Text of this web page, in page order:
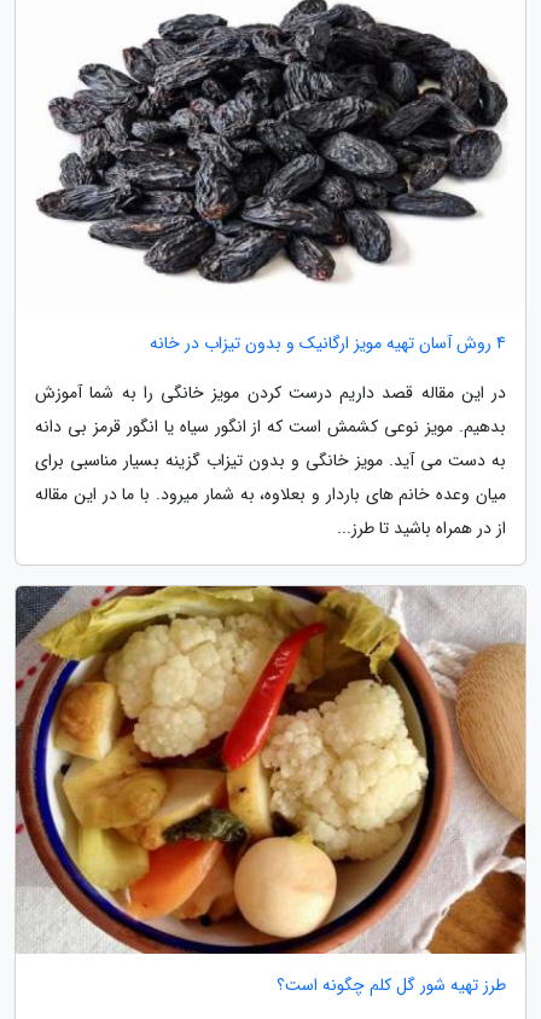
4 روش آسان تهیه مویز ارگانیک و بدون تیزاب در خانه
در این مقاله قصد داریم درست کردن مویز خانگی را به شما آموزش
بدهیم. مویز نوعی کشمش است که از انگور سیاه یا انگور قرمز بی دانه
به دست می آید. مویز خانگی و بدون تیزاب گزینه بسیار مناسبی برای
میان وعده خانم های باردار و بعلاوه، به شمار میرود. با ما در این مقاله
از در همراه باشید تا طرز...
طرز تهیه شور گل کلم چگونه است؟